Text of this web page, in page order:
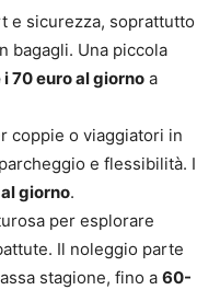
e sicurezza, soprattutto
bagagli. Una piccola
i 70 euro al giorno a
coppie o viaggiatori in
e flessibilità. I
giorno.
per esplorare
Il noleggio parte
stagione, fino a 60-